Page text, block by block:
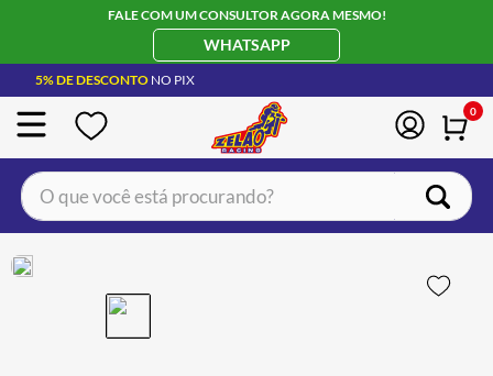
FALE COM UM CONSULTOR AGORA MESMO!
WHATSAPP
5% DE DESCONTO NO PIX
0
O que você está procurando?
BOTA